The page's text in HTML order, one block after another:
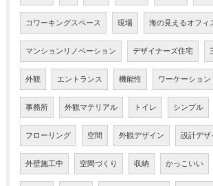
コワーキングスペース 現場 海の見えるオフィ
マンションリノベーション デザイナーズ住宅
外観 エントランス 機能性 ワーケーション
事務所 外観マテリアル トイレ シンプル
フローリング 空間 外観デザイン 設計デザ
外壁施工中 空間づくり 収納 かっこいい